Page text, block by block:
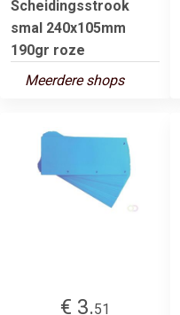
Scheidingsstrook
smal 240x105mm
190gr roze
Meerdere shops
€ 3.51